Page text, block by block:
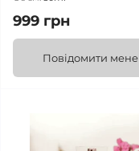
999 грн
Повідомити мене